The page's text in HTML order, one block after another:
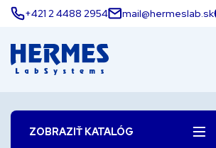
+421 2 4488 2954 mail@hermeslab.sk
ZOBRAZIŤ KATALÓG